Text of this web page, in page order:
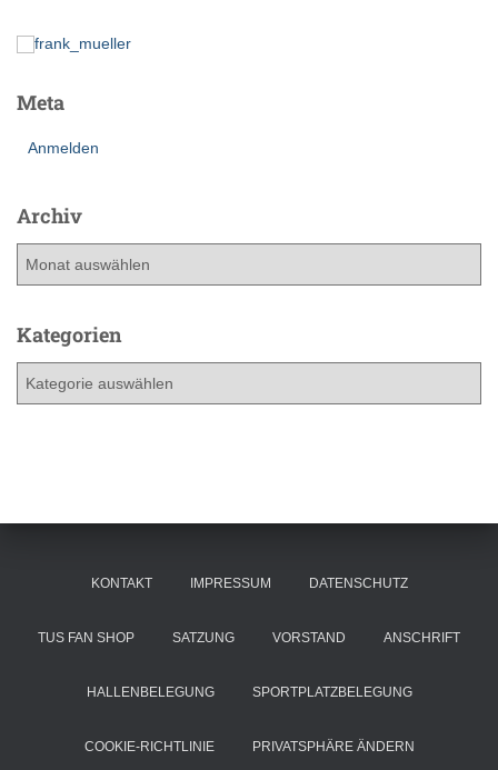
Meta
Anmelden
Archiv
h
Kategorien
r
KONTAKT IMPRESSUM DATENSCHUTZ
TUS FAN SHOP SATZUNG VORSTAND ANSCHRIFT
HALLENBELEGUNG SPORTPLATZBELEGUNG
COOKIE-RICHTLINIE PRIVATSPHÄRE ÄNDERN